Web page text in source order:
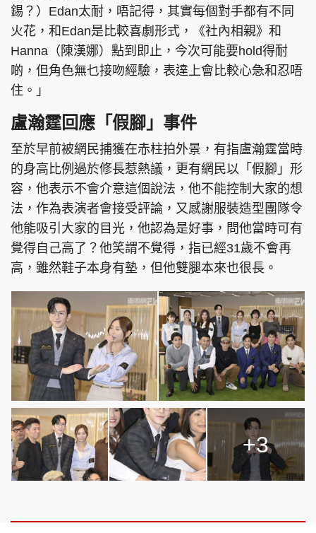
錫？）Edan太耐，唔記得，其實每個對手都有不同
火花，和Edan是比較喜劇形式，《社內相親》和
Hanna（陳漢娜）點到即止，今次可能要hold得耐
啲，但角色無乜接吻經驗，表達上會比較心急和忍唔
住。」
盧瀚霆回應「假腳」事件
至於早前被網民捕獲在赤柱拍外景，有指盧瀚霆當時
的身高比例過於修長惹熱議，更有網民以「假腳」形
容，他表示不會介意這個說法，他不能控制大家的想
法，作為表演者會接受評論，又感謝服裝造型團隊令
他能吸引大家的目光，他認為是好事，問他當時可有
覺得自己高了？他笑謂不覺得，指已經31歲不會再
高，雖然鞋子本身有墊，但他雙腿本來也很長。
+3